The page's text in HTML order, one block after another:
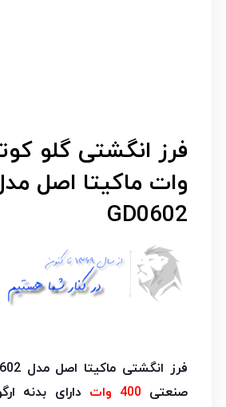
وات ماکیتا اصل
GD0602
صنعتی 400 وات
دارای بدنه